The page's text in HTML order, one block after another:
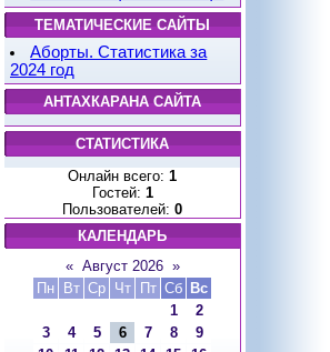
ТЕМАТИЧЕСКИЕ САЙТЫ
Аборты. Статистика за
2024 год
АНТАХКАРАНА САЙТА
СТАТИСТИКА
Онлайн всего: 1
Гостей: 1
Пользователей: 0
КАЛЕНДАРЬ
« Август 2026 »
Пн
Вт Ср Чт Пт Сб Вс
1
2
3
4 5 6 7 8
9